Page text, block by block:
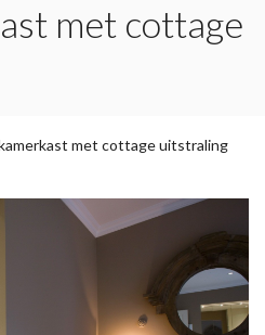
met cottage
met cottage uitstraling